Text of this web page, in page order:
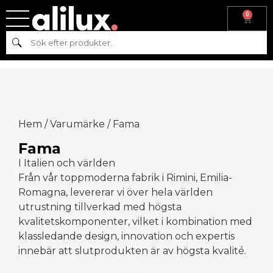
0
Sök
Hem /Varumärke / Fama
Fama
I Italien och världen
Från vår toppmoderna fabrik i Rimini, Emilia-
Romagna, levererar vi över hela världen
utrustning tillverkad med högsta
kvalitetskomponenter, vilket i kombination med
klassledande design, innovation och expertis
innebär att slutprodukten är av högsta kvalité.